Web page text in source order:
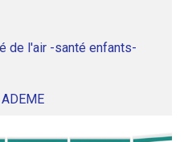
de l'air -santé enfants-